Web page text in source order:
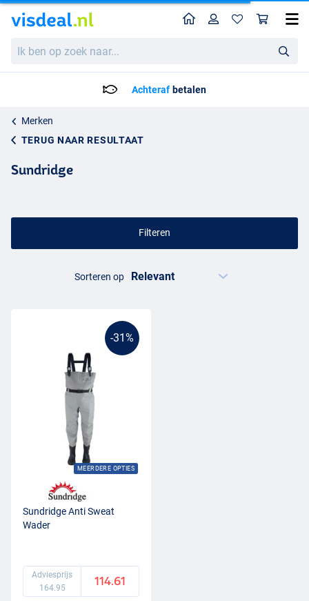
ben
HomeProfiel
Achteraf betalen
Merken
TERUG NAAR RESULTAAT
Sundridge
Filteren
Sorteren op
-31%
MEERDERE OPTIES
Sundridge Anti Sweat
Wader
Adviesprijs
164.95
114.61